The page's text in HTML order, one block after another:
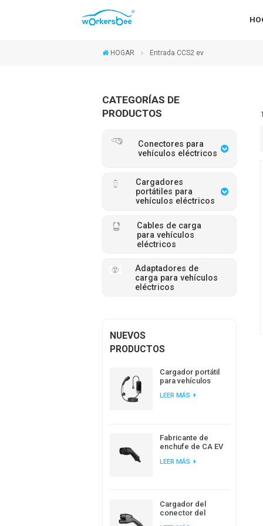
HOGAR Entrada CCS2 ev
CATEGORÍAS DE
PRODUCTOS
Conectores para
vehículos eléctricos
Cargadores
portátiles para
vehículos eléctricos
Cables de carga
para vehículos
eléctricos
Adaptadores de
carga para vehículos
eléctricos
NUEVOS
PRODUCTOS
Cargador portátil
para vehículos
Workersbee IEC
LEER MÁS
Fabricante de
enchufe de CA EV
de carga EV tipo 2
LEER MÁS
Cargador del
conector del